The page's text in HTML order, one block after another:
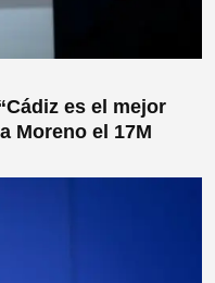
es el mejor
Moreno el 17M